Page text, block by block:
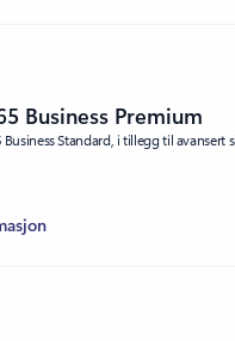
Business Premium
Standard, i tillegg til avansert